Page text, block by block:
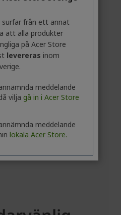
från ett annat
att alla produkter
på Acer Store
levereras inom
meddelande
vilja gå in i Acer Store
meddelande
lokala Acer Store.